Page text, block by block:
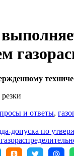
и ответы,
допуска по